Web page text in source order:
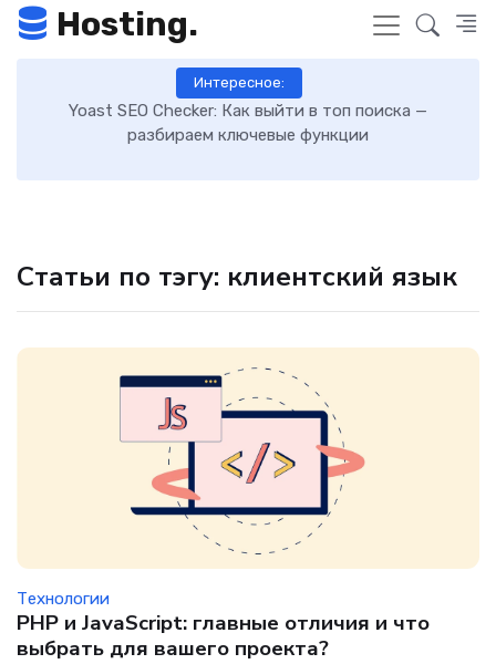
Hosting.
Интересное:
Yoast SEO Checker: Как выйти в топ поиска —
разбираем ключевые функции
Статьи по тэгу: клиентский язык
Технологии
PHP и JavaScript: главные отличия и что
выбрать для вашего проекта?